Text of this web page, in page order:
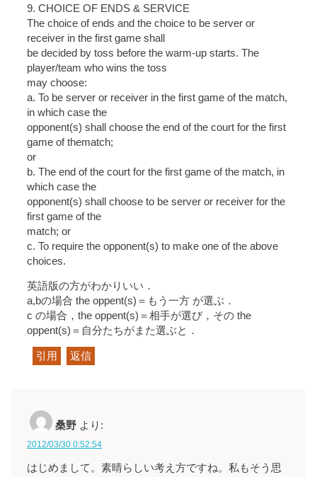
9. CHOICE OF ENDS & SERVICE
The choice of ends and the choice to be server or
receiver in the first game shall
be decided by toss before the warm-up starts. The
player/team who wins the toss
may choose:
a. To be server or receiver in the first game of the match,
in which case the
opponent(s) shall choose the end of the court for the first
game of thematch;
or
b. The end of the court for the first game of the match, in
which case the
opponent(s) shall choose to be server or receiver for the
first game of the
match; or
c. To require the opponent(s) to make one of the above
choices.
英語版の方がわかりいい．
a,bの場合 the oppent(s)＝もう一方 が選ぶ．
c の場合，the oppent(s)＝相手が選び，その the
oppent(s)＝自分たちがまた選ぶと．
引用 返信
桑野 より:
2012/03/30 0:52:54
はじめまして。素晴らしい考え方ですね。私もそう思